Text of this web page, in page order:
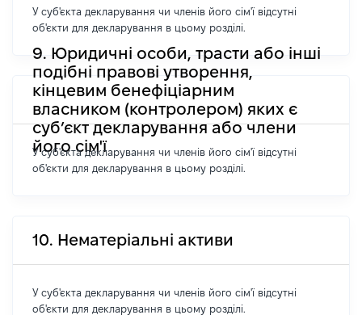
У суб'єкта декларування чи членів його сім'ї відсутні
об'єкти для декларування в цьому розділі.
9. Юридичні особи, трасти або інші
подібні правові утворення,
кінцевим бенефіціарним
власником (контролером) яких є
суб’єкт декларування або члени
його сім'ї
У суб'єкта декларування чи членів його сім'ї відсутні
об'єкти для декларування в цьому розділі.
10. Нематеріальні активи
У суб'єкта декларування чи членів його сім'ї відсутні
об'єкти для декларування в цьому розділі.